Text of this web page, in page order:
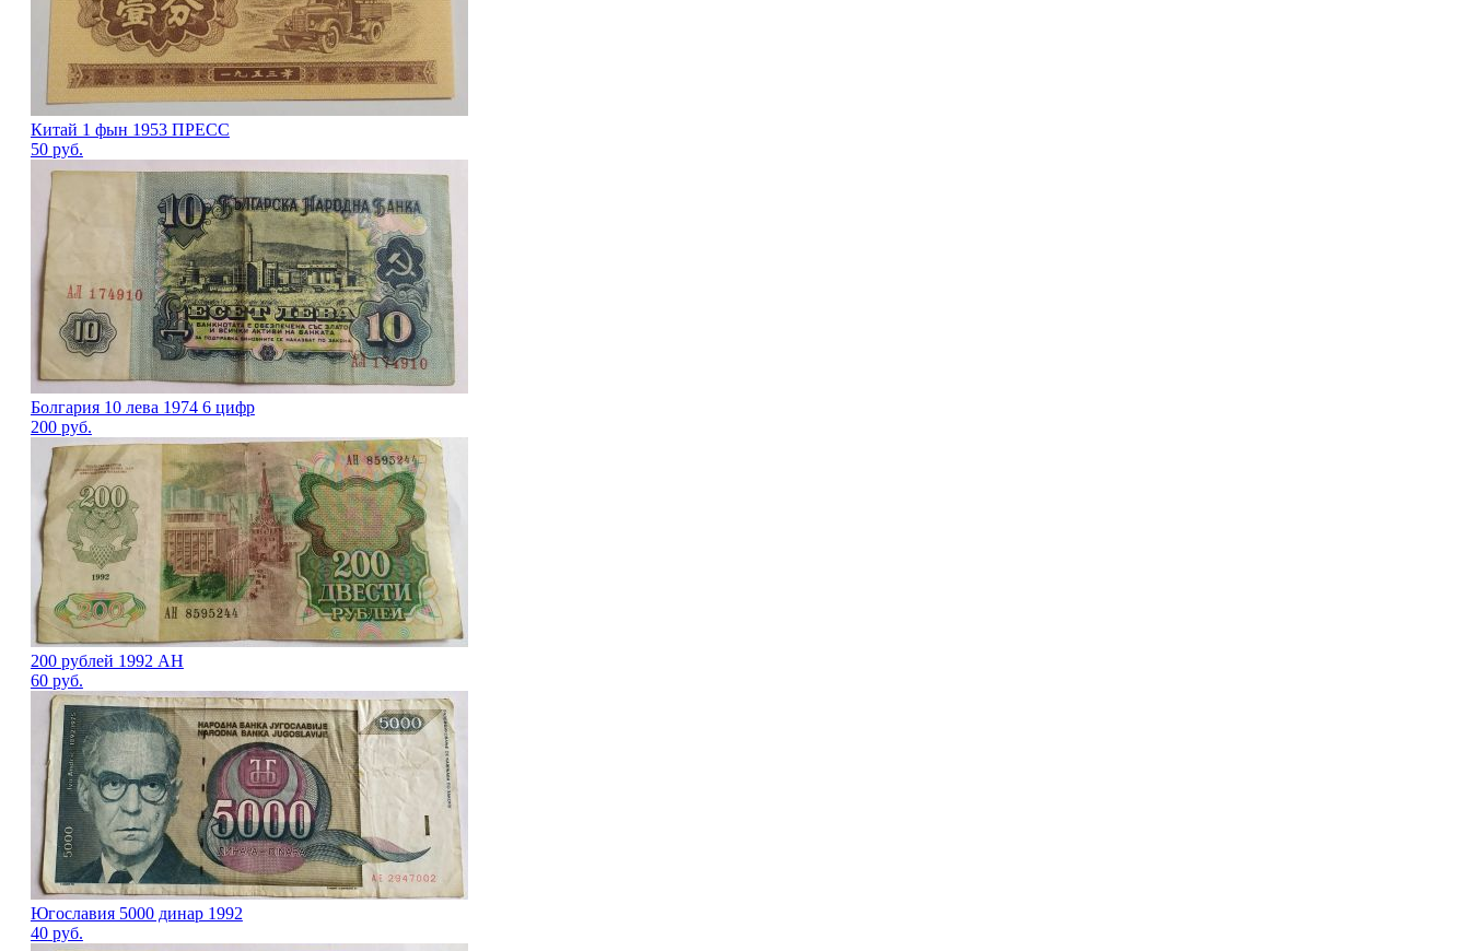
Китай 1 фын 1953 ПРЕСС
50 руб.
Болгария 10 лева 1974 6 цифр
200 руб.
200 рублей 1992 АН
60 руб.
Югославия 5000 динар 1992
40 руб.